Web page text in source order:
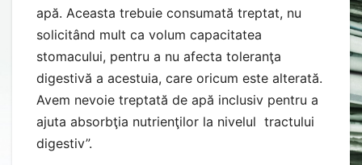
apă. Aceasta trebuie consumată treptat, nu
solicitând mult ca volum capacitatea
stomacului, pentru a nu afecta toleranţa
digestivă a acestuia, care oricum este alterată.
Avem nevoie treptată de apă inclusiv pentru a
ajuta absorbţia nutrienţilor la nivelul tractului
digestiv”.